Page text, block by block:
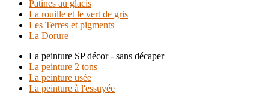
Patines au glacis
La rouille et le vert de gris
Les Terres et pigments
La Dorure
La peinture SP décor - sans décaper
La peinture 2 tons
La peinture usée
La peinture à l'essuyée